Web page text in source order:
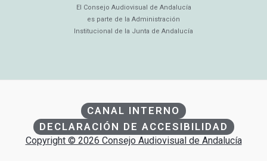
El Consejo Audiovisual de Andalucía
es parte de la Administración
Institucional de la Junta de Andalucía
CANAL INTERNO
DECLARACIÓN DE ACCESIBILIDAD
Copyright © 2026 Consejo Audiovisual de Andalucía